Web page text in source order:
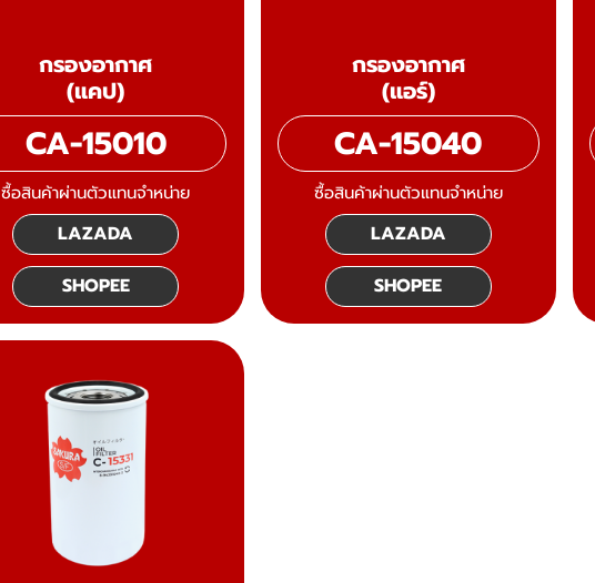
กรองอากาศ
(แคป)
CA-15010
ซื้อสินค้าผ่านตัวแทนจำหน่าย
LAZADA
SHOPEE
กรองอากาศ
(แอร์)
CA-15040
ซื้อสินค้าผ่านตัวแทนจำหน่าย
LAZADA
SHOPEE